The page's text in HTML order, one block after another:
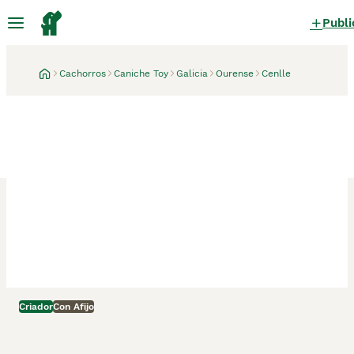
Cachorros Caniche Toy Galicia Ourense Cenlle
CriadorCon Afijo
Cenlle, Ourense